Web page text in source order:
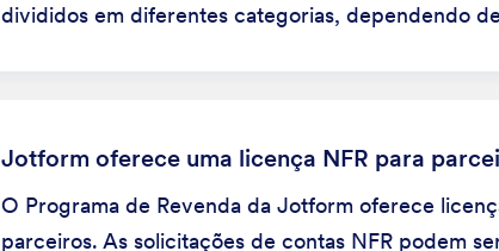
divididos em diferentes categorias, dependendo
Jotform oferece uma licença NFR para
O Programa de Revenda da Jotform oferece
parceiros. As solicitações de contas NFR podem